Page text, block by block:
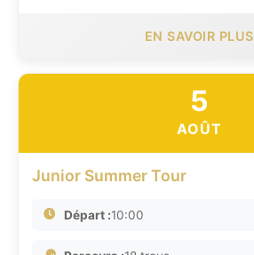
EN SAVOIR PLUS
5
AOÛT
Junior Summer Tour
Départ :10:00